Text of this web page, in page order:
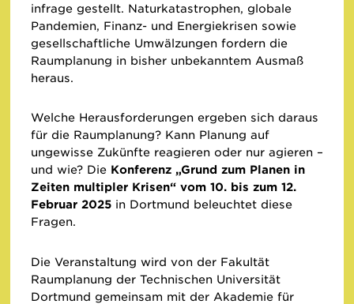
infrage gestellt. Naturkatastrophen, globale
Pandemien, Finanz- und Energiekrisen sowie
gesellschaftliche Umwälzungen fordern die
Raumplanung in bisher unbekanntem Ausmaß
heraus.
Welche Herausforderungen ergeben sich daraus
für die Raumplanung? Kann Planung auf
ungewisse Zukünfte reagieren oder nur agieren –
und wie? DieKonferenz „Grund zum Planen in
Zeiten multipler Krisen“ vom 10. bis zum 12.
Februar 2025in Dortmund beleuchtet diese
Fragen.
Die Veranstaltung wird von der Fakultät
Raumplanung der Technischen Universität
Dortmund gemeinsam mit der Akademie für